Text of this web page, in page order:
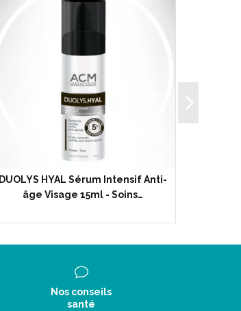
DUOLYS HYAL Sérum Intensif Anti-
âge Visage 15ml - Soins…
Nos conseils
santé